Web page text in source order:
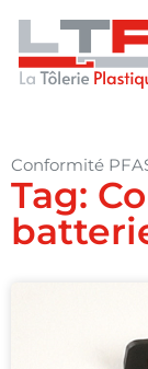
Conformité
Tag: